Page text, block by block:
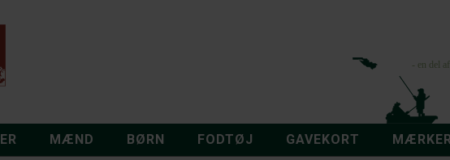
MÆND BØRN FODTØJ GAVEKORT